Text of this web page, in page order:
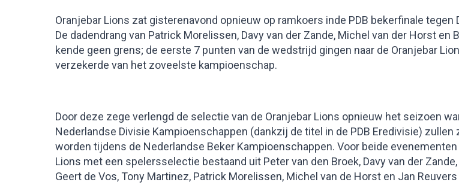
Oranjebar Lions zat gisterenavond opnieuw op ramkoers inde PDB bekerfinale tegen
De dadendrang van Patrick Morelissen, Davy van der Zande, Michel van der Horst en
kende geen grens; de eerste 7 punten van de wedstrijd gingen naar de Oranjebar
verzekerde van het zoveelste kampioenschap.
Door deze zege verlengd de selectie van de Oranjebar Lions opnieuw het seizoen
Nederlandse Divisie Kampioenschappen (dankzij de titel in de PDB Eredivisie)
worden tijdens de Nederlandse Beker Kampioenschappen. Voor beide
Lions met een spelersselectie bestaand uit Peter van den Broek, Davy van der
Geert de Vos, Tony Martinez, Patrick Morelissen, Michel van de Horst en Jan